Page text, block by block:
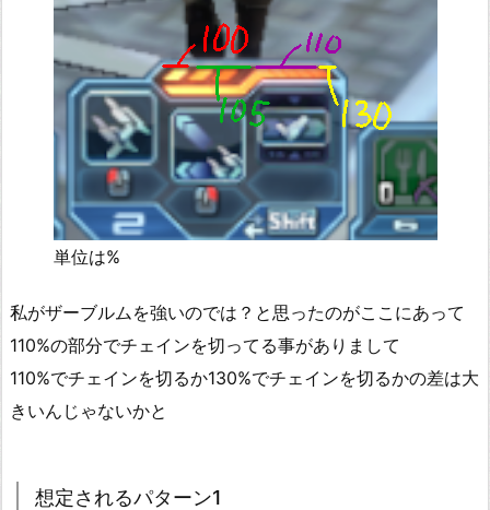
単位は%
私がザーブルムを強いのでは？と思ったのがここにあって
110%の部分でチェインを切ってる事がありまして
110%でチェインを切るか130%でチェインを切るかの差は大
きいんじゃないかと
想定されるパターン1